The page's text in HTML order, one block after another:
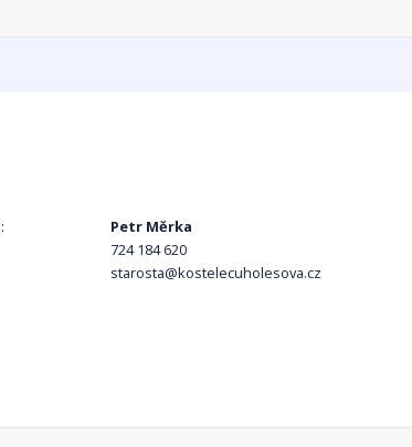
Petr Měrka
724 184 620
starosta@kostelecuholesova.cz